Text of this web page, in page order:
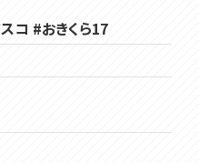
コ #おきくら17